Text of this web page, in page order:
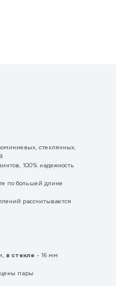
стеклянных,
100% надежность
по большей длине
рассчитывается
в стекле - 16 мм
цены пары